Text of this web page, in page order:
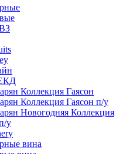
Коллекция Гаясон
Коллекция Гаясон п/у
Новогодняя Коллекция
у
вина